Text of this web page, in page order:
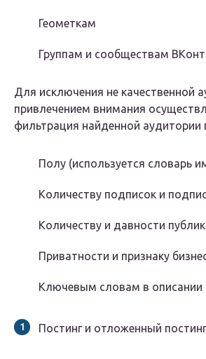
Геометкам
Группам и сообществам
Для исключения не качественной
привлечением внимания
фильтрация найденной аудитории
Полу (используется словарь
Количеству подписок и
Количеству и давности
Приватности и признаку
Ключевым словам в описании
Постинг и отложенный постинг